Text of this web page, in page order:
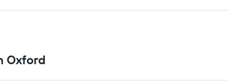
Oxford